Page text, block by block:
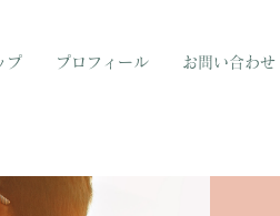
プ プロフィール お問い合わせ